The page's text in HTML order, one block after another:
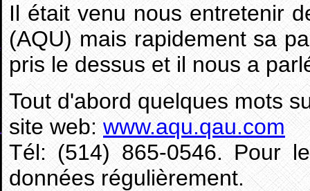
Il était venu nous entretenir
(AQU) mais rapidement sa
pris le dessus et il nous a
Tout d'abord quelques mots
site web:www.aqu.qau.com
Tél: (514) 865-0546. Pour
données régulièrement.